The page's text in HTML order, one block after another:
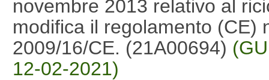
novembre 2013 relativo al
modifica il regolamento (CE)
2009/16/CE. (21A00694)
12-02-2021)